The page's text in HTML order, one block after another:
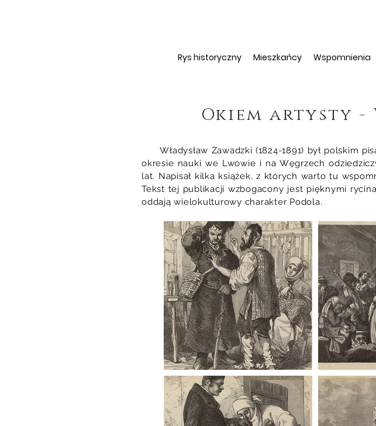
Rys historyczny Mieszkańcy Wspomnienia
Okiem artysty -
Władysław Zawadzki (1824-1891) był polskim
okresie nauki we Lwowie i na Węgrzech
lat. Napisał kilka książek, z których warto tu
Tekst tej publikacji wzbogacony jest pięknymi
oddają wielokulturowy charakter Podola.